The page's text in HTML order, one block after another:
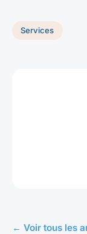
Services
← Voir tous les